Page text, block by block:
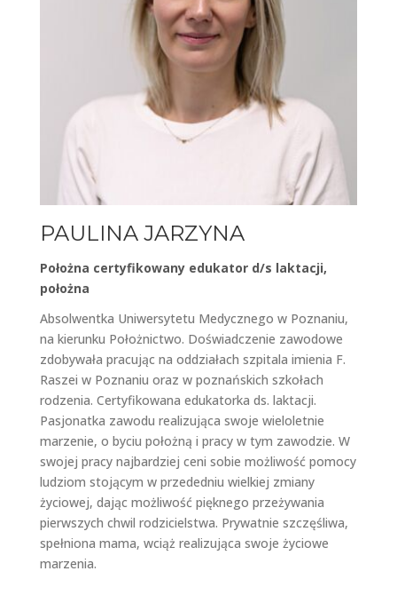
PAULINA JARZYNA
Położna certyfikowany edukator d/s laktacji,
położna
Absolwentka Uniwersytetu Medycznego w Poznaniu,
na kierunku Położnictwo. Doświadczenie zawodowe
zdobywała pracując na oddziałach szpitala imienia F.
Raszei w Poznaniu oraz w poznańskich szkołach
rodzenia. Certyfikowana edukatorka ds. laktacji.
Pasjonatka zawodu realizująca swoje wieloletnie
marzenie, o byciu położną i pracy w tym zawodzie. W
swojej pracy najbardziej ceni sobie możliwość pomocy
ludziom stojącym w przededniu wielkiej zmiany
życiowej, dając możliwość pięknego przeżywania
pierwszych chwil rodzicielstwa. Prywatnie szczęśliwa,
spełniona mama, wciąż realizująca swoje życiowe
marzenia.